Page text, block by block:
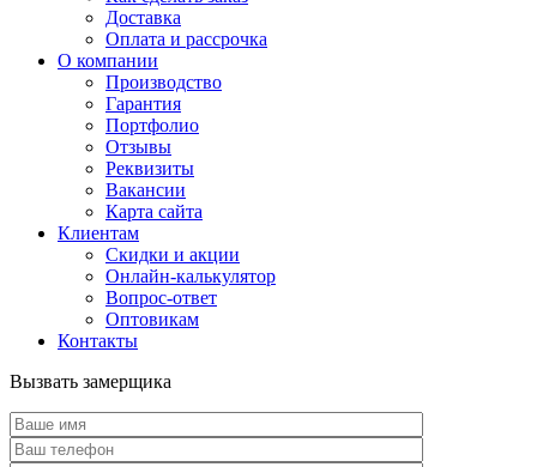
Доставка
Оплата и рассрочка
О компании
Производство
Гарантия
Портфолио
Отзывы
Реквизиты
Вакансии
Карта сайта
Клиентам
Скидки и акции
Онлайн-калькулятор
Вопрос-ответ
Оптовикам
Контакты
Вызвать замерщика